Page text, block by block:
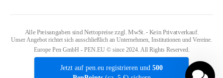
Jetzt auf pen.eu registrieren und 500
Alle Preisangaben sind Nettopreise zzgl. MwSt. - Kein Privatverkauf.
Unser Angebot richtet sich ausschließlich an Unternehmen, Institutionen und Vereine.
Europe Pen GmbH - PEN.EU © since 2024. All Rights Reserved.